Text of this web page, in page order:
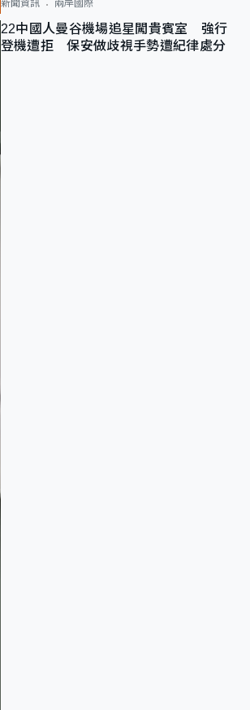
新聞資訊 兩岸國際
22中國人曼谷機場追星闖貴賓室 強行
登機遭拒 保安做歧視手勢遭紀律處分